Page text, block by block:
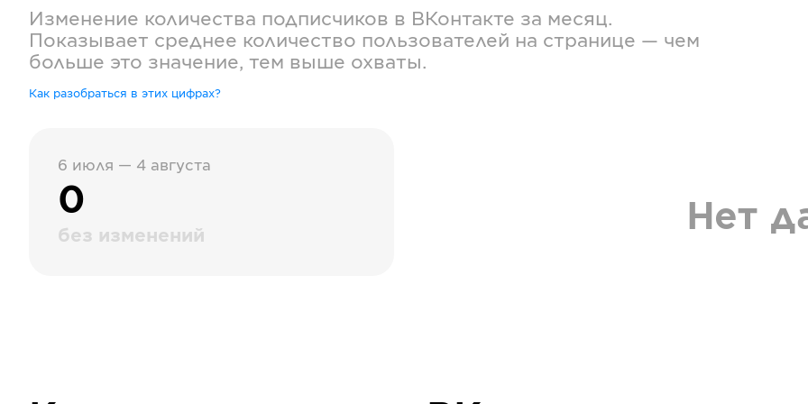
Изменение количества подписчиков в ВКонтакте за месяц.
Показывает среднее количество пользователей на странице — чем
больше это значение, тем выше охваты.
Как разобраться в этих цифрах?
6 июля — 4 августа
0
без изменений Нет